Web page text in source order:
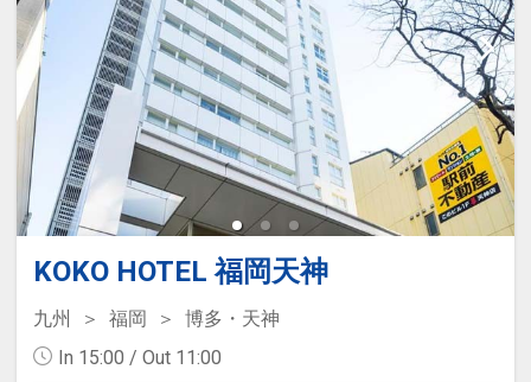
KOKO HOTEL 福岡天神
九州 福岡
博多・天神
In 15:00 / Out 11:00